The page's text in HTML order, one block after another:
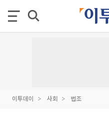
이투데이 사회 법조